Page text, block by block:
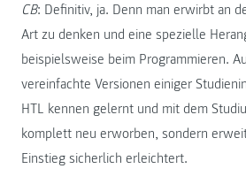
CB: Definitiv, ja. Denn man erwirbt an
Art zu denken und eine spezielle
beispielsweise beim Programmieren.
vereinfachte Versionen einiger
HTL kennen gelernt und mit dem
komplett neu erworben, sondern
Einstieg sicherlich erleichtert.